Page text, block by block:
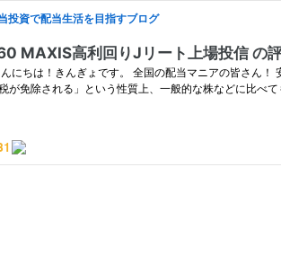
投資で配当生活を目指すブログ
MAXIS高利回りJリート上場投信 の
にちは！きんぎょです。 全国の配当マニアの皆さん
が免除される」という性質上、一般的な株などに比べ